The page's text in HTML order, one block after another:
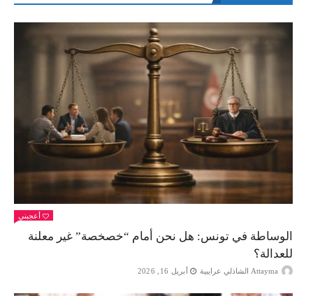
أعجبني
الوساطة في تونس: هل نحن أمام “خصخصة” غير معلنة
للعدالة؟
Attayma الشاذلي عرايبية أبريل 16, 2026